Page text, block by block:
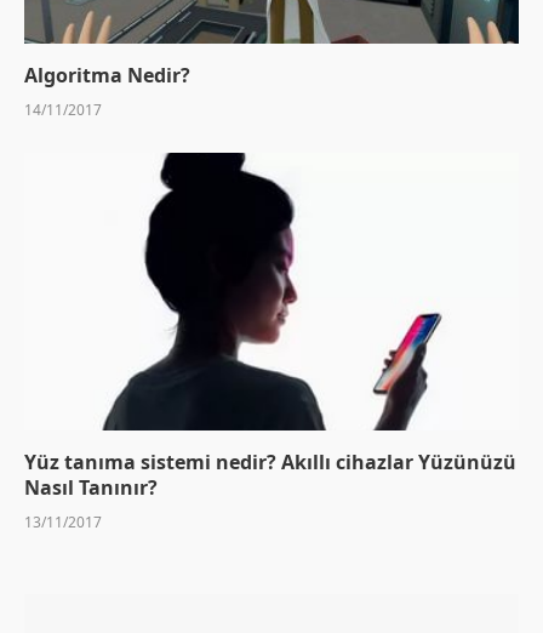
Algoritma Nedir?
14/11/2017
Yüz tanıma sistemi nedir? Akıllı cihazlar Yüzünüzü
Nasıl Tanınır?
13/11/2017